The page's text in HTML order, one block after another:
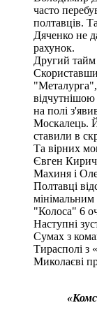
часто
полтавців.
Дяченко не
рахунок.
Другий
відчутнішою
на полі
Москалець.
ставили в
Та вірних
Євген
Махиня і
Полтавці
"Колоса" 6
Наступні
Сумах з
Тирасполі з
Миколаєві